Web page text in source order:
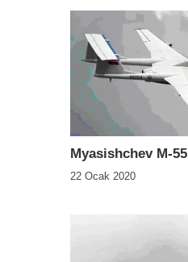
Myasishchev M-55
22 Ocak 2020